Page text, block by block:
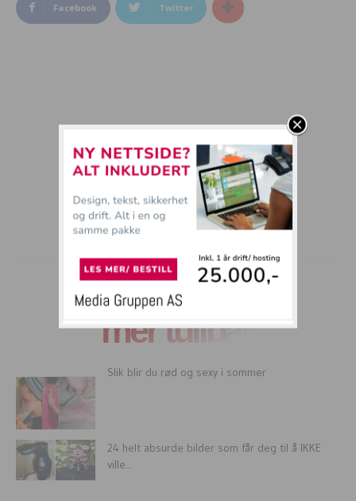
Facebook Twitter
mer tullball
Slik blir du rød og sexy i sommer
24 helt absurde bilder som får deg til å IKKE
ville...